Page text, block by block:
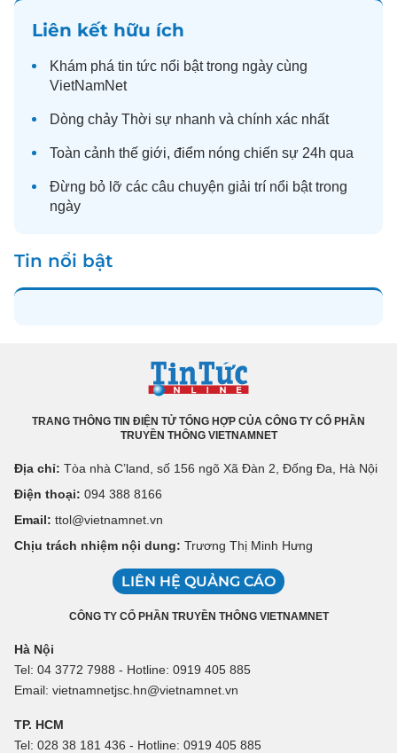
Liên kết hữu ích
Khám phá tin tức nổi bật trong ngày cùng
VietNamNet
Dòng chảy Thời sự nhanh và chính xác nhất
Toàn cảnh thế giới, điểm nóng chiến sự 24h qua
Đừng bỏ lỡ các câu chuyện giải trí nổi bật trong
ngày
Tin nổi bật
TRANG THÔNG TIN ĐIỆN TỬ TỔNG HỢP CỦA CÔNG TY CỔ PHẦN
TRUYỀN THÔNG VIETNAMNET
Địa chỉ: Tòa nhà C’land, số 156 ngõ Xã Đàn 2, Đống Đa, Hà Nội
Điện thoại: 094 388 8166
Email: ttol@vietnamnet.vn
Chịu trách nhiệm nội dung: Trương Thị Minh Hưng
LIÊN HỆ QUẢNG CÁO
CÔNG TY CỔ PHẦN TRUYỀN THÔNG VIETNAMNET
Hà Nội
Tel: 04 3772 7988 - Hotline: 0919 405 885
Email: vietnamnetjsc.hn@vietnamnet.vn
TP. HCM
Tel: 028 38 181 436 - Hotline: 0919 405 885